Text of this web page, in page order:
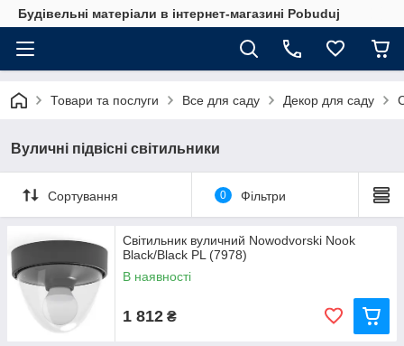
Будівельні матеріали в інтернет-магазині Pobuduj
Товари та послуги Все для саду Декор для саду
Вуличні підвісні світильники
Сортування 0 Фільтри
Світильник вуличний Nowodvorski Nook
Black/Black PL (7978)
В наявності
1 812 ₴